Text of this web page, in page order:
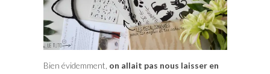
Bien évidemment, on allait pas nous laisser en